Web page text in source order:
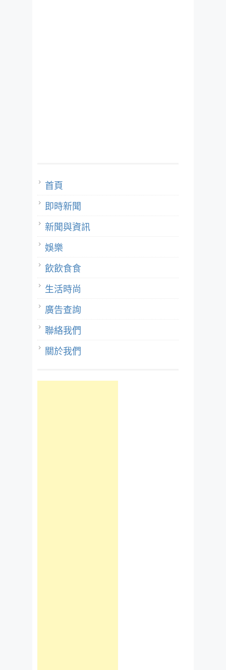
首頁
即時新聞
新聞與資訊
娛樂
飲飲食食
生活時尚
廣告查詢
聯絡我們
關於我們